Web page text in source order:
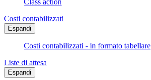
Class action
Costi contabilizzati
Espandi
Costi contabilizzati - in formato tabellare
Liste di attesa
Espandi